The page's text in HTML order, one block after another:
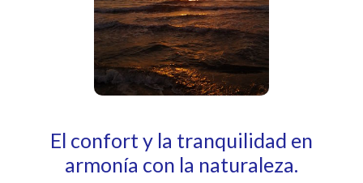
El confort y la tranquilidad en
armonía con la naturaleza.